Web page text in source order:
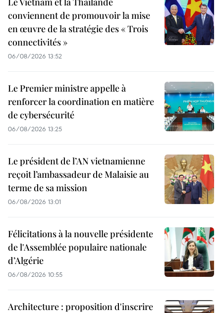
conviennent de promouvoir la mise
en œuvre de la stratégie des « Trois
connectivités »
06/08/2026 13:52
Le Premier ministre appelle à
renforcer la coordination en matière
de cybersécurité
06/08/2026 13:25
Le président de l’AN vietnamienne
reçoit l’ambassadeur de Malaisie au
terme de sa mission
06/08/2026 13:01
Félicitations à la nouvelle présidente
de l'Assemblée populaire nationale
d’Algérie
06/08/2026 10:55
Architecture : proposition d'inscrire